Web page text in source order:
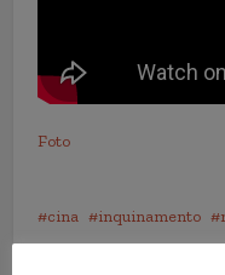
Foto
cina inquinamento